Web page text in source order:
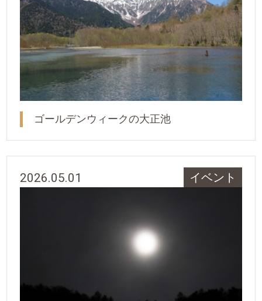
ゴールデンウィークの大正池
2026.05.01 イベント